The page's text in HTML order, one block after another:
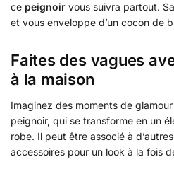
ce peignoir vous suivra partout.
et vous enveloppe d’un cocon de
Faites des vagues
à la maison
Imaginez des moments de
peignoir, qui se transforme en un
robe. Il peut être associé à
accessoires pour un look à la fois